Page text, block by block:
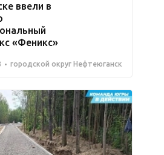
ввели в
«Феникс»
городской округ Нефтеюганск